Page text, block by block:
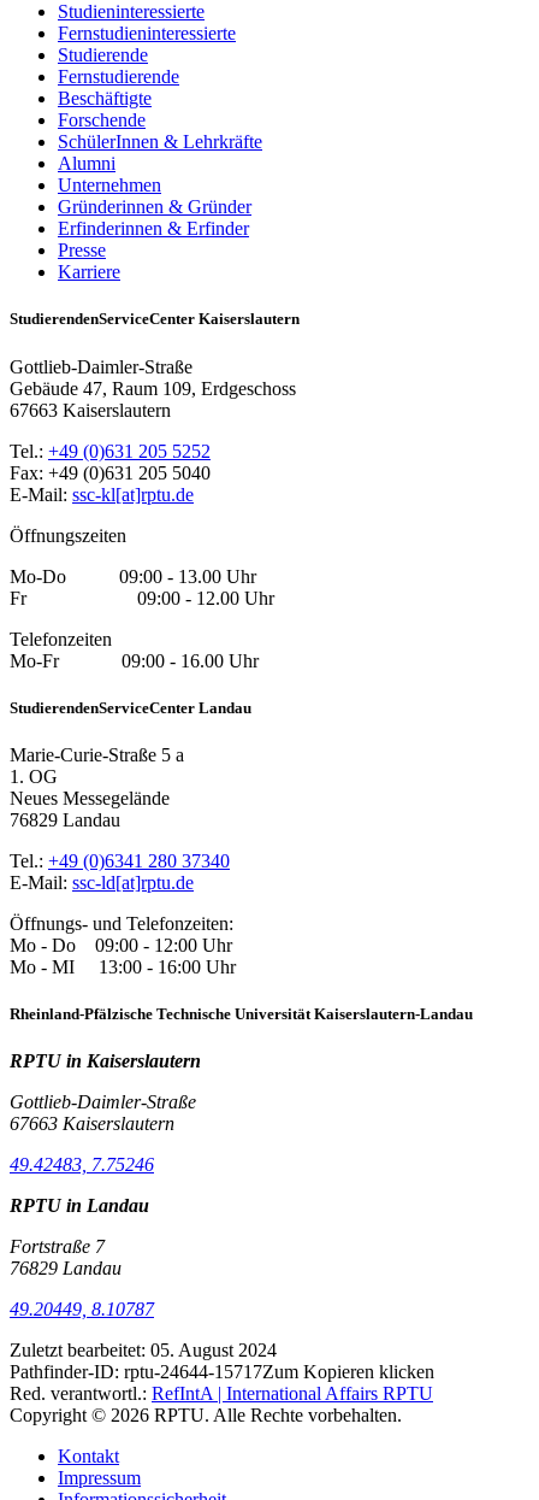
Studieninteressierte
Fernstudieninteressierte
Studierende
Fernstudierende
Beschäftigte
Forschende
SchülerInnen & Lehrkräfte
Alumni
Unternehmen
Gründerinnen & Gründer
Erfinderinnen & Erfinder
Presse
Karriere
StudierendenServiceCenter Kaiserslautern
Gottlieb-Daimler-Straße
Gebäude 47, Raum 109, Erdgeschoss
67663 Kaiserslautern
Tel.: +49 (0)631 205 5252
Fax: +49 (0)631 205 5040
E-Mail: ssc-kl[at]rptu.de
Öffnungszeiten
Mo-Do 09:00 - 13.00 Uhr
Fr 09:00 - 12.00 Uhr
Telefonzeiten
Mo-Fr 09:00 - 16.00 Uhr
StudierendenServiceCenter Landau
Marie-Curie-Straße 5 a
1. OG
Neues Messegelände
76829 Landau
Tel.: +49 (0)6341 280 37340
E-Mail: ssc-ld[at]rptu.de
Öffnungs- und Telefonzeiten:
Mo - Do 09:00 - 12:00 Uhr
Mo - MI 13:00 - 16:00 Uhr
Rheinland-Pfälzische Technische Universität Kaiserslautern-Landau
RPTU in Kaiserslautern
Gottlieb-Daimler-Straße
67663 Kaiserslautern
49.42483, 7.75246
RPTU in Landau
Fortstraße 7
76829 Landau
49.20449, 8.10787
Zuletzt bearbeitet: 05. August 2024
Pathfinder-ID: rptu-24644-15717Zum Kopieren klicken
Red. verantwortl.: RefIntA | International Affairs RPTU
Copyright © 2026 RPTU. Alle Rechte vorbehalten.
Kontakt
Impressum